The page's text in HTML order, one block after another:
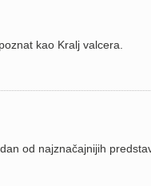
kao Kralj valcera.
od najznačajnijih